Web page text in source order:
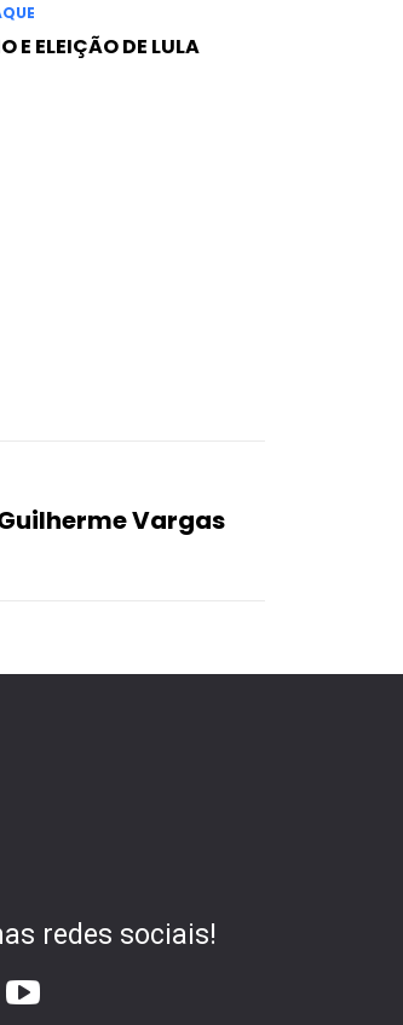
E ELEIÇÃO DE LULA
Vargas
redes sociais!